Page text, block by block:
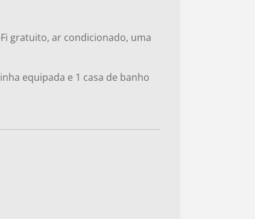
gratuito, ar condicionado, uma
equipada e 1 casa de banho